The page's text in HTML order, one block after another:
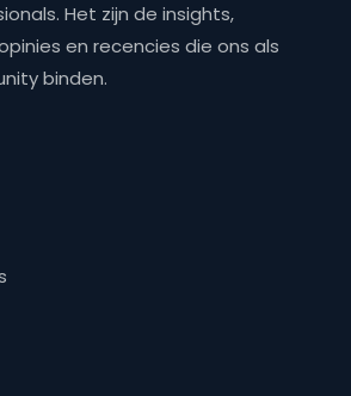
Het zijn de insights,
en recencies die ons als
binden.